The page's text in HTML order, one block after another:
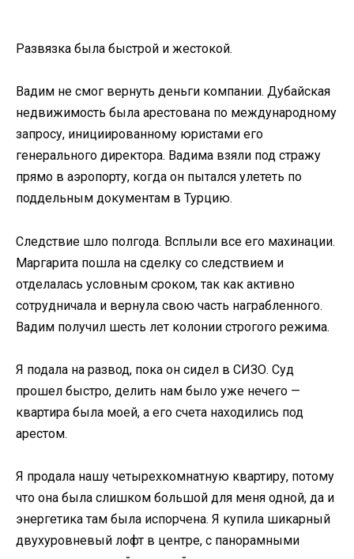
Развязка была быстрой и жестокой.
Вадим не смог вернуть деньги компании. Дубайская
недвижимость была арестована по международному
запросу, инициированному юристами его
генерального директора. Вадима взяли под стражу
прямо в аэропорту, когда он пытался улететь по
поддельным документам в Турцию.
Следствие шло полгода. Всплыли все его махинации.
Маргарита пошла на сделку со следствием и
отделалась условным сроком, так как активно
сотрудничала и вернула свою часть награбленного.
Вадим получил шесть лет колонии строгого режима.
Я подала на развод, пока он сидел в СИЗО. Суд
прошел быстро, делить нам было уже нечего —
квартира была моей, а его счета находились под
арестом.
Я продала нашу четырехкомнатную квартиру, потому
что она была слишком большой для меня одной, да и
энергетика там была испорчена. Я купила шикарный
двухуровневый лофт в центре, с панорамными